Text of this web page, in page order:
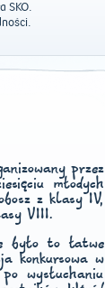
SKO.
przez
młodych
z klasy IV,
VIII.
było to łatwe
konkursowa w
wysłuchaniu